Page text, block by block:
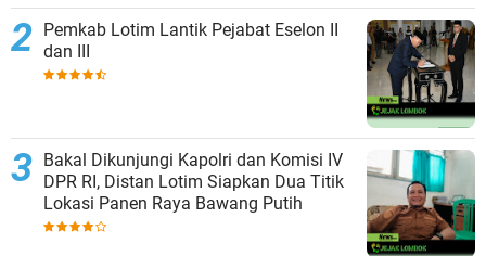
Pemkab Lotim Lantik Pejabat Eselon II
dan III
Bakal Dikunjungi Kapolri dan Komisi IV
DPR RI, Distan Lotim Siapkan Dua Titik
Lokasi Panen Raya Bawang Putih